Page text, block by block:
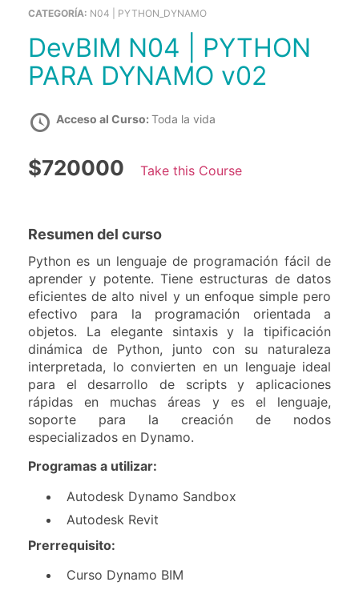
CATEGORÍA: N04 | PYTHON_DYNAMO
DevBIM N04 | PYTHON
PARA DYNAMO v02
Acceso al Curso: Toda la vida
$720000 Take this Course
Resumen del curso
Python es un lenguaje de programación fácil de
aprender y potente. Tiene estructuras de datos
eficientes de alto nivel y un enfoque simple pero
efectivo para la programación orientada a
objetos. La elegante sintaxis y la tipificación
dinámica de Python, junto con su naturaleza
interpretada, lo convierten en un lenguaje ideal
para el desarrollo de scripts y aplicaciones
rápidas en muchas áreas y es el lenguaje,
soporte para la creación de nodos
especializados en Dynamo.
Programas a utilizar:
Autodesk Dynamo Sandbox
Autodesk Revit
Prerrequisito:
Curso Dynamo BIM